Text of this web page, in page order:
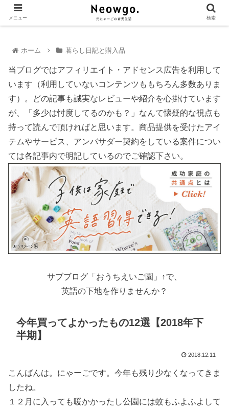
ホーム 暮らし日記と購入品
当ブログではアフィリエイト・アドセンス広告を利用して
います（利用していないコンテンツももちろん多数ありま
す）。どの記事も誠実なレビューや紹介を心掛けています
が、「多少は忖度してるのかも？」なんて懐疑的な視点も
持って読んで頂ければと思います。商品提供を受けたアイ
テムやサービス、アンバサダー契約をしている案件につい
ては各記事内で明記しているのでご確認下さい。
サブブログ「おうちえいご園」↑で、
英語の下地を作りませんか？
今年買ってよかったもの12選【2018年下
半期】
2018.12.11
こんばんは。にゃーごです。今年も残り少なくなってきま
したね。
１２月に入っても暖かかったし公園には蚊もふよふよして
メニュー 検索